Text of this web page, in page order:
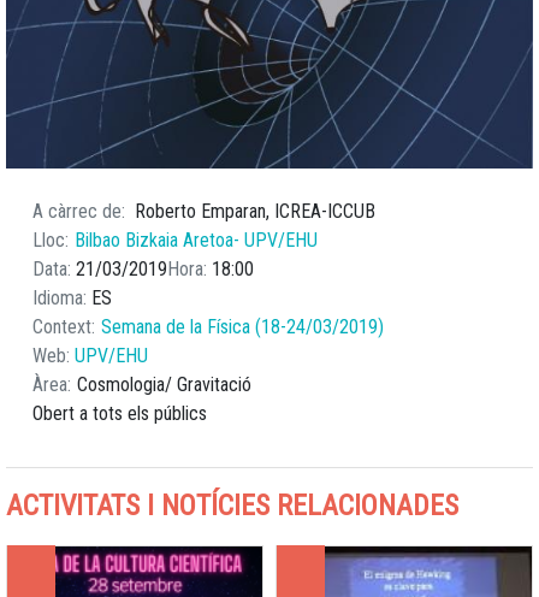
A càrrec de
Roberto Emparan, ICREA-ICCUB
Lloc
Bilbao Bizkaia Aretoa- UPV/EHU
Data 21/03/2019 Hora 18:00
Idioma ES
Context Semana de la Física (18-24/03/2019)
Web UPV/EHU
Àrea Cosmologia Gravitació
Obert a tots els públics
ACTIVITATS I NOTÍCIES RELACIONADES